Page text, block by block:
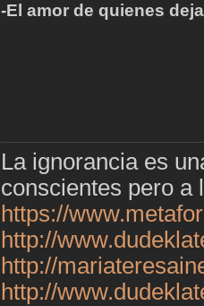
-El amor de quienes
La ignorancia es
conscientes pero a
https://
http://
http://
http://